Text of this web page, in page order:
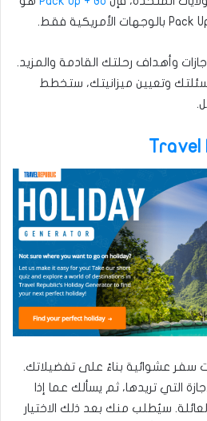
وأهداف رحلتك القادمة والمزيد.
وتعيين ميزانيتك، ستخطط
سفر عشوائية بناءً على تفضيلاتك.
التي تريدها، ثم يسألك عما إذا
سيُطلب منك بعد ذلك الاختيار